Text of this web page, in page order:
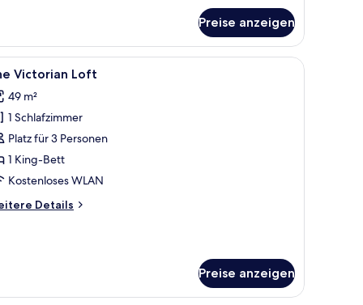
Preise anzeigen
einem Schreibtisch, einem Sessel, einem Tisch und einer Chandelier.
Ein geräumiges Schlafzimmer im
5 Victorian Loft
49 m²
1 Schlafzimmer
Platz für 3 Personen
1 King-Bett
Kostenloses WLAN
Details
Preise anzeigen